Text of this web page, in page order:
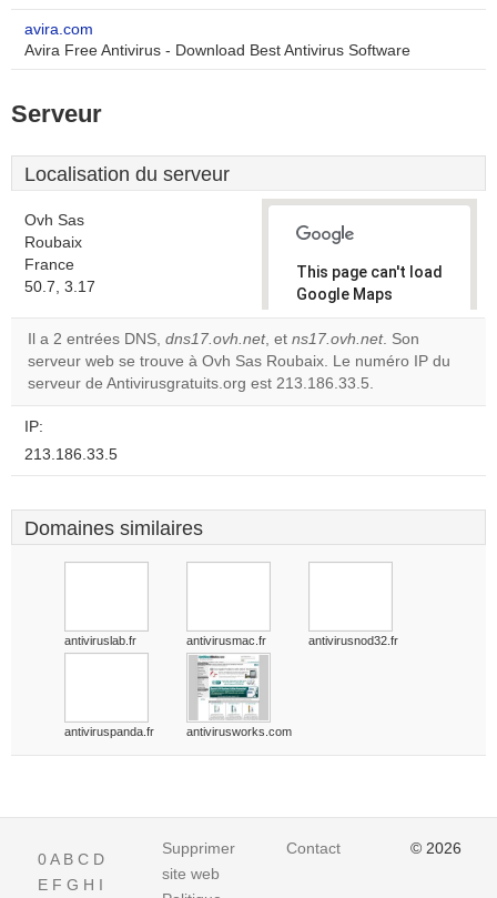
avira.com
Avira Free Antivirus - Download Best Antivirus Software
Serveur
Localisation du serveur
Ovh Sas
Roubaix
France
50.7, 3.17
This page can't load
Google Maps
correctly.
Do you
own this
Il a 2 entrées DNS, dns17.ovh.net, et ns17.ovh.net. Son
serveur web se trouve à Ovh Sas Roubaix. Le numéro IP du
serveur de Antivirusgratuits.org est 213.186.33.5.
IP:
213.186.33.5
Domaines similaires
antiviruslab.fr antivirusmac.fr antivirusnod32.fr
antiviruspanda.fr antivirusworks.com
0A B C D
E F G H I
Supprimer
site web
Contact © 2026